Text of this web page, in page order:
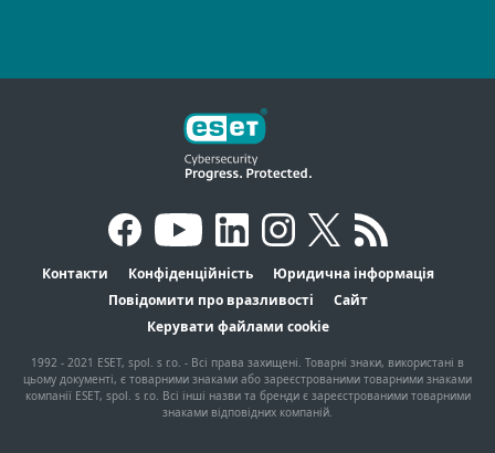
Контакти Конфіденційність
Юридична інформація
Повідомити про вразливості
Сайт
Керувати файлами cookie
1992 - 2021 ESET, spol. s r.o. - Всі права захищені. Товарні знаки, використані в
цьому документі, є товарними знаками або зареєстрованими товарними знаками
компанії ESET, spol. s r.o. Всі інші назви та бренди є зареєстрованими товарними
знаками відповідних компаній.